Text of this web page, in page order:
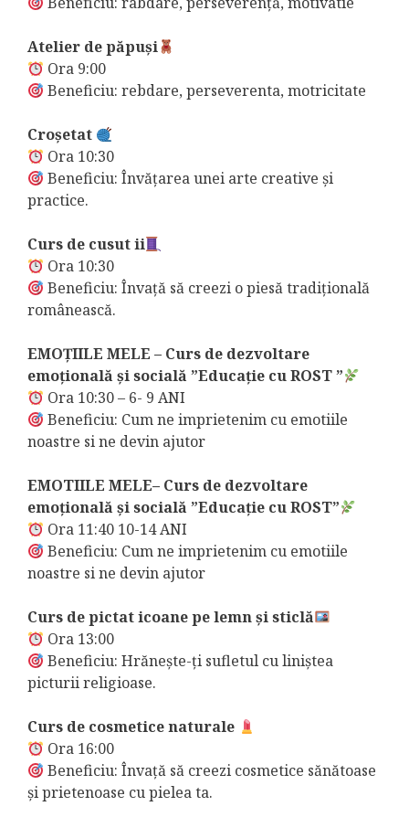
Atelier de păpuşi
Ora 9:00
Beneficiu: rebdare, perseverenta, motricitate
Croșetat
Ora 10:30
Beneficiu: Învățarea unei arte creative și
practice.
Curs de cusut ii
Ora 10:30
Beneficiu: Învață să creezi o piesă tradițională
românească.
EMOŢIILE MELE – Curs de dezvoltare
emoțională și socială ”Educație cu ROST ”
Ora 10:30 – 6- 9 ANI
Beneficiu: Cum ne imprietenim cu emotiile
noastre si ne devin ajutor
EMOTIILE MELE– Curs de dezvoltare
emoțională și socială ”Educație cu ROST”
Ora 11:40 10-14 ANI
Beneficiu: Cum ne imprietenim cu emotiile
noastre si ne devin ajutor
Curs de pictat icoane pe lemn și sticlă
Ora 13:00
Beneficiu: Hrănește-ți sufletul cu liniștea
picturii religioase.
Curs de cosmetice naturale
Ora 16:00
Beneficiu: Învață să creezi cosmetice sănătoase
și prietenoase cu pielea ta.